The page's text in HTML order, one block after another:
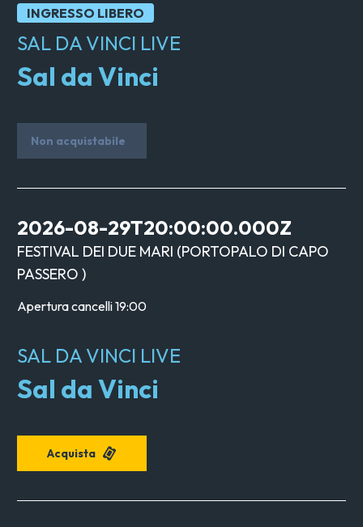
INGRESSO LIBERO
SAL DA VINCI LIVE
Sal da Vinci
Non acquistabile
2026-08-29T20:00:00.000Z
FESTIVAL DEI DUE MARI (PORTOPALO DI CAPO
PASSERO )
Apertura cancelli19:00
SAL DA VINCI LIVE
Sal da Vinci
Acquista